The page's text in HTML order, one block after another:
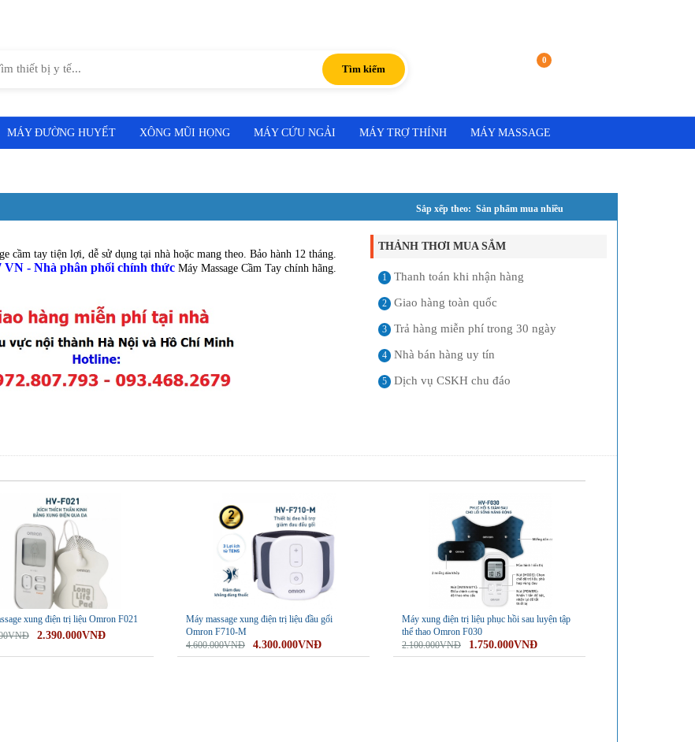
Tìm kiếm
0
Giỏ hàng
MÁY ĐƯỜNG HUYẾT XÔNG MŨI HỌNG MÁY CỨU NGẢI MÁY TRỢ THÍNH MÁY MASSAGE
Sắp xếp theo: Sản phẩm mua nhiều
cầm tay tiện lợi, dễ sử dụng tại nhà hoặc mang theo. Bảo hành 12 tháng.
VN - Nhà phân phối chính thức Máy Massage Cầm Tay chính hãng.
THẢNH THƠI MUA SẮM
1 Thanh toán khi nhận hàng
2 Giao hàng toàn quốc
3 Trả hàng miễn phí trong 30 ngày
4 Nhà bán hàng uy tín
5 Dịch vụ CSKH chu đáo
xung điện trị liệu Omron F021
2.390.000VNĐ
Máy massage xung điện trị liệu đầu gối
Omron F710-M
4.600.000VNĐ
4.300.000VNĐ
Máy xung điện trị liệu phục hồi sau luyện tập
thể thao Omron F030
2.100.000VNĐ
1.750.000VNĐ